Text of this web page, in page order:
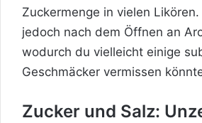
Zuckermenge in vielen
jedoch nach dem Öffnen an
wodurch du vielleicht einige
Geschmäcker vermissen
Zucker und Salz: